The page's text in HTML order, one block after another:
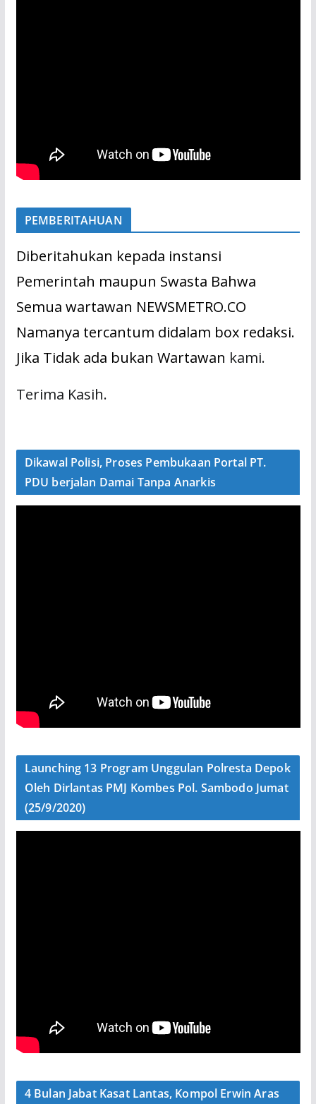
PEMBERITAHUAN
Diberitahukan kepada instansi
Pemerintah maupun Swasta Bahwa
Semua wartawan NEWSMETRO.CO
Namanya tercantum didalam box redaksi.
Jika Tidak ada bukan Wartawan kami.
Terima Kasih.
Dikawal Polisi, Proses Pembukaan Portal PT.
PDU berjalan Damai Tanpa Anarkis
Launching 13 Program Unggulan Polresta Depok
Oleh Dirlantas PMJ Kombes Pol. Sambodo Jumat
(25/9/2020)
4 Bulan Jabat Kasat Lantas, Kompol Erwin Aras